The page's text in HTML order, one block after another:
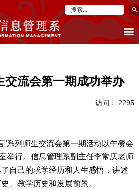
交流会第一期成功举办
访问： 2295
”系列师生交流会第一期活动以午餐会
举行。信息管理系副主任李常庆老师
自己的求学经历和人生感悟，讲述
、教学历史和发展前景。